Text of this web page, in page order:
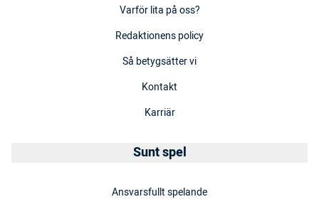
Varför lita på oss?
Redaktionens policy
Så betygsätter vi
Kontakt
Karriär
Sunt spel
Ansvarsfullt spelande